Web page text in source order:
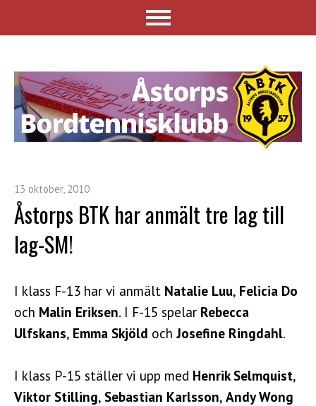
13 oktober, 2010
Åstorps BTK har anmält tre lag till
lag-SM!
I klass F-13 har vi anmält Natalie Luu, Felicia Do
och Malin Eriksen. I F-15 spelar Rebecca
Ulfskans, Emma Skjöld och Josefine Ringdahl.
I klass P-15 ställer vi upp med Henrik Selmquist,
Viktor Stilling, Sebastian Karlsson, Andy Wong